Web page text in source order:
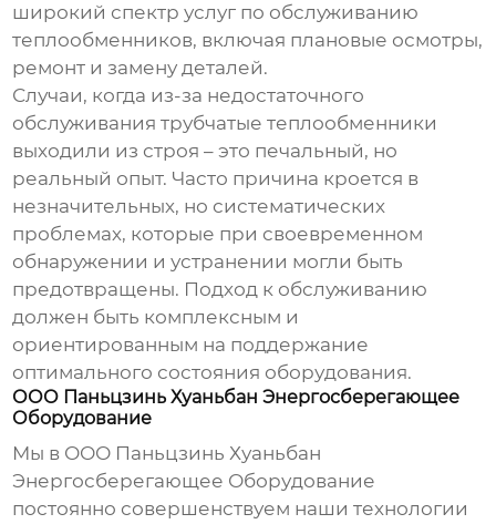
широкий спектр услуг по обслуживанию
теплообменников, включая плановые осмотры,
ремонт и замену деталей.
Случаи, когда из-за недостаточного
обслуживаниятрубчатые теплообменники
выходили из строя – это печальный, но
реальный опыт. Часто причина кроется в
незначительных, но систематических
проблемах, которые при своевременном
обнаружении и устранении могли быть
предотвращены. Подход к обслуживанию
должен быть комплексным и
ориентированным на поддержание
оптимального состояния оборудования.
ООО Паньцзинь Хуаньбан Энергосберегающее
Оборудование
Мы в ООО Паньцзинь Хуаньбан
Энергосберегающее Оборудование
постоянно совершенствуем наши технологии